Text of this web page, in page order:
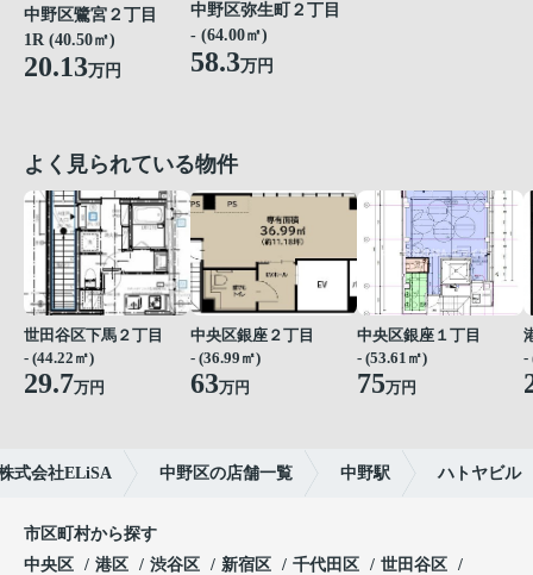
中野区鷺宮２丁目
1R (40.50㎡)
20.13万円
中野区弥生町２丁目
- (64.00㎡)
58.3万円
よく見られている物件
世田谷区下馬２丁目
- (44.22㎡)
29.7万円
中央区銀座２丁目
- (36.99㎡)
63万円
中央区銀座１丁目
- (53.61㎡)
75万円
-
式会社ELiSA 中野区の店舗一覧 中野駅 ハトヤビル
市区町村から探す
中央区
港区 渋谷区 新宿区 千代田区
世田谷区